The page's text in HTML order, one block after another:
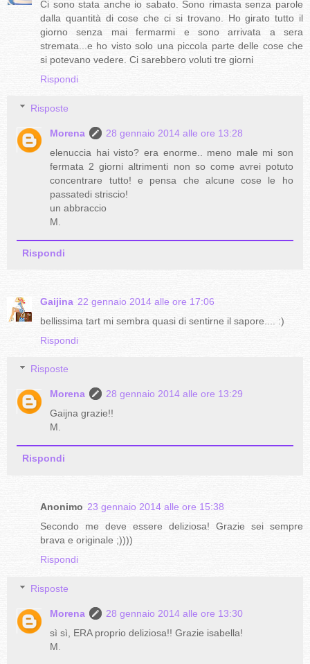
Ci sono stata anche io sabato. Sono rimasta senza parole
dalla quantità di cose che ci si trovano. Ho girato tutto il
giorno senza mai fermarmi e sono arrivata a sera
stremata...e ho visto solo una piccola parte delle cose che
si potevano vedere. Ci sarebbero voluti tre giorni
Rispondi
Risposte
Morena
28 gennaio 2014 alle ore 13:28
elenuccia hai visto? era enorme.. meno male mi son
fermata 2 giorni altrimenti non so come avrei potuto
concentrare tutto! e pensa che alcune cose le ho
passatedi striscio!
un abbraccio
M.
Rispondi
Gaijina 22 gennaio 2014 alle ore 17:06
bellissima tart mi sembra quasi di sentirne il sapore.... :)
Rispondi
Risposte
Morena
28 gennaio 2014 alle ore 13:29
Gaijna grazie!!
M.
Rispondi
Anonimo 23 gennaio 2014 alle ore 15:38
Secondo me deve essere deliziosa! Grazie sei sempre
brava e originale ;))))
Rispondi
Risposte
Morena
28 gennaio 2014 alle ore 13:30
sì sì, ERA proprio deliziosa!! Grazie isabella!
M.